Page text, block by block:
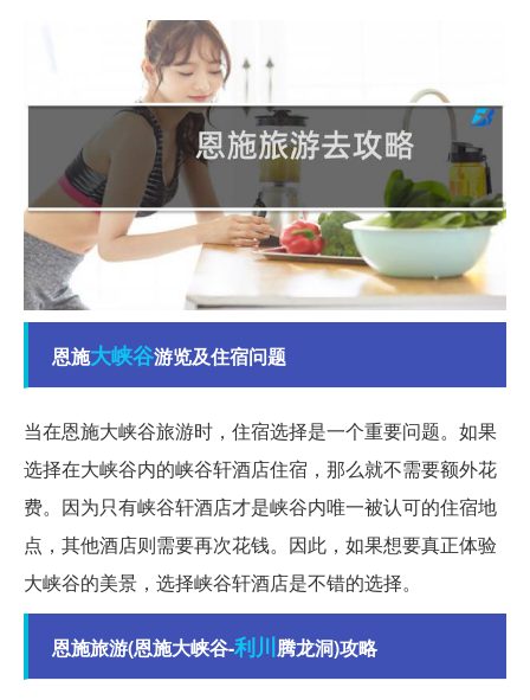
恩施大峡谷游览及住宿问题
当在恩施大峡谷旅游时，住宿选择是一个重要问题。如果
选择在大峡谷内的峡谷轩酒店住宿，那么就不需要额外花
费。因为只有峡谷轩酒店才是峡谷内唯一被认可的住宿地
点，其他酒店则需要再次花钱。因此，如果想要真正体验
大峡谷的美景，选择峡谷轩酒店是不错的选择。
恩施旅游(恩施大峡谷-利川腾龙洞)攻略